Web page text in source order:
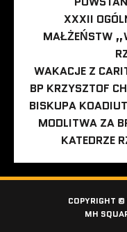
XXXII
MAŁŻEŃSTW
WAKACJE Z
BP KRZYSZTOF
BISKUPA
MODLITWA ZA
KATEDRZE
COPYRIGHT
MH